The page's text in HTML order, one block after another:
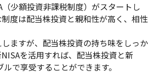
少額投資非課税制度）がスタートし
度は配当株投資と親和性が高く、相性
ますが、配当株投資の持ち味をしっか
を活用すれば、配当株投資と新
で享受することができます。